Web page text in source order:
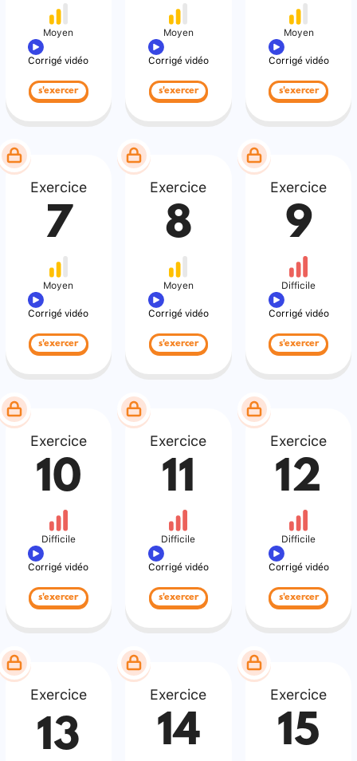
Moyen
Corrigé vidéo
s'exercer
Moyen
Corrigé vidéo
s'exercer
Moyen
Corrigé vidéo
s'exercer
Exercice
7
Moyen
Corrigé vidéo
s'exercer
Exercice
8
Moyen
Corrigé vidéo
s'exercer
Exercice
9
Difficile
Corrigé vidéo
s'exercer
Exercice
10
Difficile
Corrigé vidéo
s'exercer
Exercice
11
Difficile
Corrigé vidéo
s'exercer
Exercice
12
Difficile
Corrigé vidéo
s'exercer
Exercice
13
Exercice
14
Exercice
15